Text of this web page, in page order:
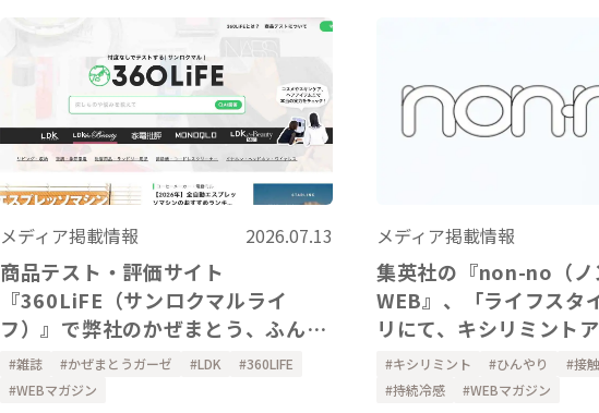
メディア掲載情報 2026.07.13
商品テスト・評価サイト
『360LiFE（サンロクマルライ
フ）』で弊社のかぜまとう、ふんわ
りガーゼのアーム&レッグウォーマ
ーを掲載いただきました。
雑誌 かぜまとうガーゼ LDK
360LIFE
WEBマガジン
メディア掲載情報
集英社の『non-no（ノ
WEB』、「ライフスタ
リにて、キシリミント
ー、ハンドカバーをご
ました。
キシリミント ひんやり
接
持続冷感
WEBマガジン